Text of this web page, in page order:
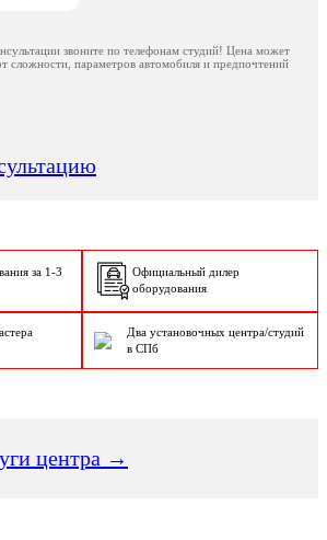
звоните по телефонам студий! Цена может
сложности, параметров автомобиля и предпочтений
за 1-3
Официальный дилер
оборудования
Два установочных центра/студий
в СПб
центра →